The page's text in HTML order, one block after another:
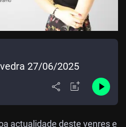
27/06/2025
actualidade deste venres e